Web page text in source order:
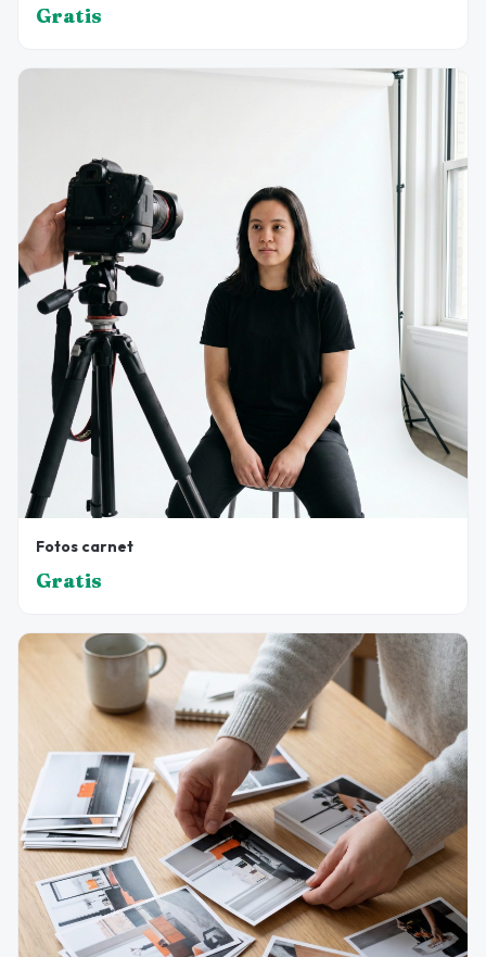
Gratis
Fotos carnet
Gratis